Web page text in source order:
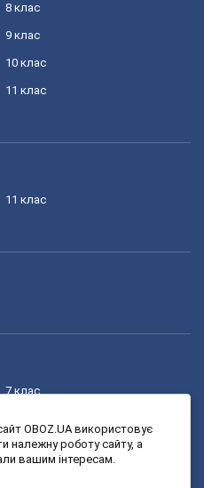
8 клас
9 клас
10 клас
11 клас
11 клас
7 клас
9 клас
OBOZ.UA використовує
належну роботу сайту, а
вашим інтересам.